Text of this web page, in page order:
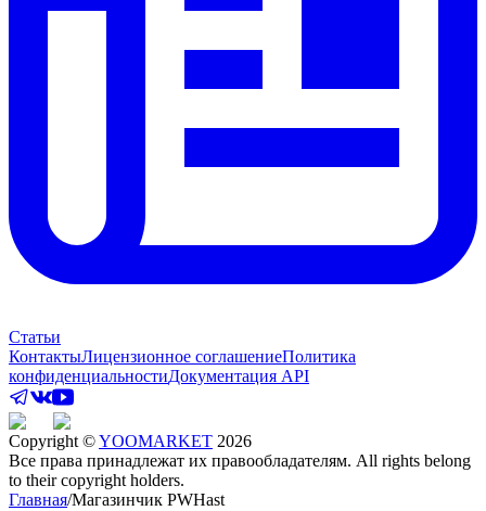
Статьи
КонтактыЛицензионное соглашениеПолитика
конфиденциальностиДокументация API
Copyright ©YOOMARKET 2026
Все права принадлежат их правообладателям. All rights belong
to their copyright holders.
Главная/Магазинчик PWHast